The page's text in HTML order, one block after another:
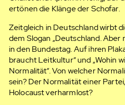
ertönen die Klänge der Schofar.
Zeitgleich in Deutschland wirbt
dem Slogan „Deutschland. Aber
in den Bundestag. Auf ihren
braucht Leitkultur“ und „Wohin
Normalität“. Von welcher
sein? Der Normalität einer
Holocaust verharmlost?